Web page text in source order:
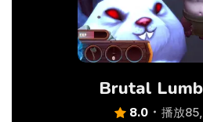
Brutal
8.0 播放